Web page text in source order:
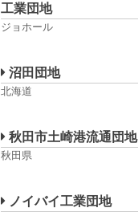
工業団地
ジョホール
沼田団地
北海道
秋田市土崎港流通団地
秋田県
ノイバイ工業団地